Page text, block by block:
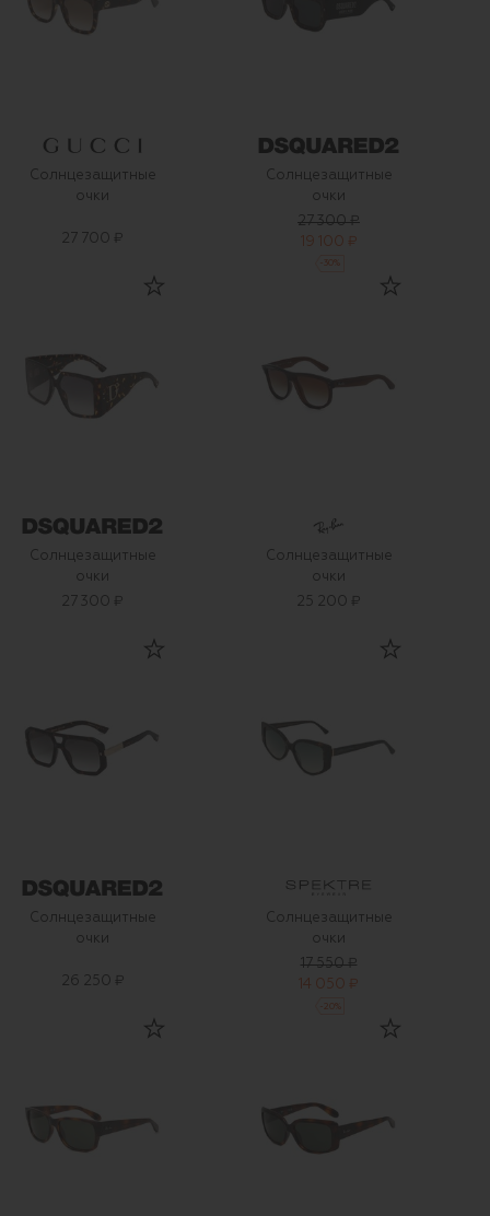
Солнцезащитные
очки
27 700 ₽
Солнцезащитные
очки
27 300 ₽
19 100 ₽
%
Солнцезащитные
очки
27 300 ₽
Солнцезащитные
очки
25 200 ₽
Солнцезащитные
очки
26 250 ₽
Солнцезащитные
очки
17 550 ₽
14 050 ₽
20 %